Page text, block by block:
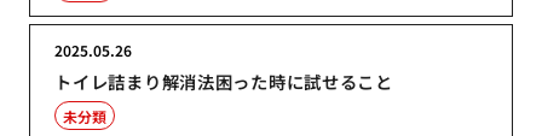
トイレ詰まり解消法困った時に試せること
2025.05.26
未分類